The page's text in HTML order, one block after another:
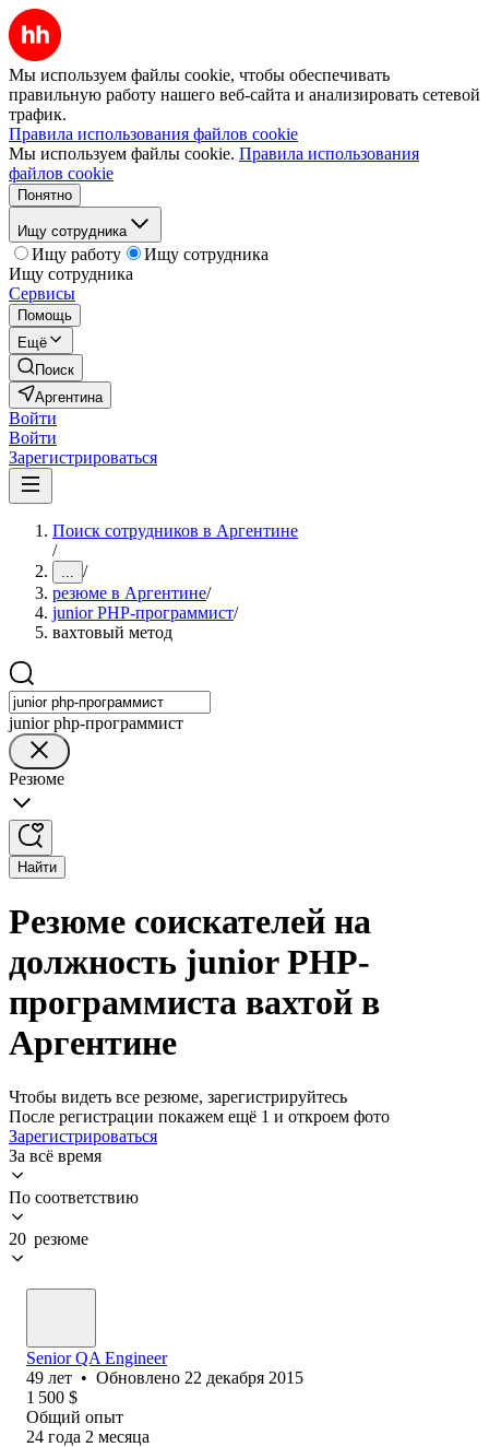
Мы используем файлы cookie, чтобы обеспечивать
правильную работу нашего веб-сайта и анализировать сетевой
трафик.
Правила использования файлов cookie
Мы используем файлы cookie. Правила использования
файлов cookie
Понятно
Ищу сотрудника
Ищу работу
Ищу сотрудника
Ищу сотрудника
Сервисы
Помощь
Ещё
Поиск
Аргентина
Войти
Войти
Зарегистрироваться
Поиск сотрудников в Аргентине
/
... /
резюме в Аргентине/
junior PHP-программист/
вахтовый метод
junior php-программист
Резюме
Найти
Резюме соискателей на
должность junior PHP-
программиста вахтой в
Аргентине
Чтобы видеть все резюме, зарегистрируйтесь
После регистрации покажем ещё 1 и откроем фото
Зарегистрироваться
За всё время
По соответствию
20 резюме
Senior QA Engineer
49 лет • Обновлено 22 декабря 2015
1 500 $
Общий опыт
24 года 2 месяца